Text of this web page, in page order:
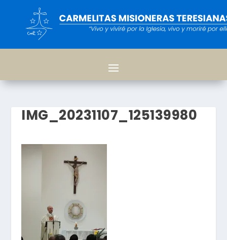
IMG_20231107_125139980